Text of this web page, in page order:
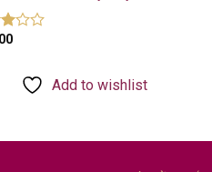
Add to wishlist